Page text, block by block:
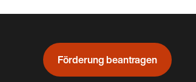
Förderung beantragen